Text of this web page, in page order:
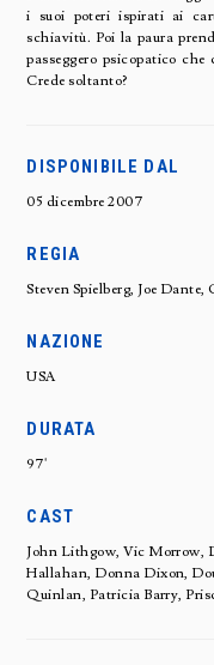
i suoi poteri ispirati ai
schiavitù. Poi la paura
passeggero psicopatico che
Crede soltanto?
DISPONIBILE DAL
05 dicembre 2007
REGIA
Steven Spielberg, Joe
NAZIONE
USA
DURATA
97'
CAST
John Lithgow, Vic Morrow,
Hallahan, Donna Dixon,
Quinlan, Patricia Barry,